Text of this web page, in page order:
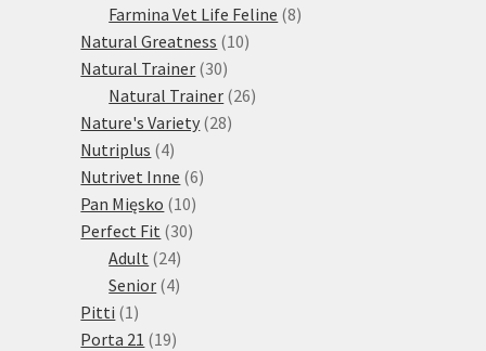
produktů
Farmina Vet Life Feline 88
Natural Greatness 1010
Natural Trainer 3030
produktů
Natural Trainer 2626
Nature's Variety 2828
Nutriplus 44
produkty
Nutrivet Inne 66
Pan Mięsko 1010
produktů
Perfect Fit 3030
Adult 2424
produktů
Senior 44
Pitti 1 1
produkt
Porta 21 1919